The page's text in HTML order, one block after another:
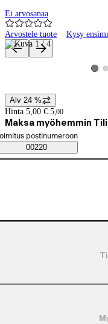
Ei arvosanaa
Arvostele tuote Kysy
Tuotteen kuvat ja
Hintatiedot
Alv 24 %
Hinta 5,00 €. 5,00
Maksa myöhemmin
Saatavuustiedot
tilaustapa
postinumeroon
00220